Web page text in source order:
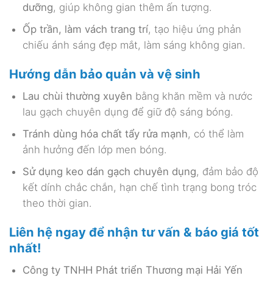
dưỡng, giúp không gian thêm ấn tượng.
Ốp trần, làm vách trang trí, tạo hiệu ứng phản
chiếu ánh sáng đẹp mắt, làm sáng không gian.
Hướng dẫn bảo quản và vệ sinh
Lau chùi thường xuyên bằng khăn mềm và nước
lau gạch chuyên dụng để giữ độ sáng bóng.
Tránh dùng hóa chất tẩy rửa mạnh, có thể làm
ảnh hưởng đến lớp men bóng.
Sử dụng keo dán gạch chuyên dụng, đảm bảo độ
kết dính chắc chắn, hạn chế tình trạng bong tróc
theo thời gian.
Liên hệ ngay để nhận tư vấn & báo giá tốt
nhất!
Công ty TNHH Phát triển Thương mại Hải Yến